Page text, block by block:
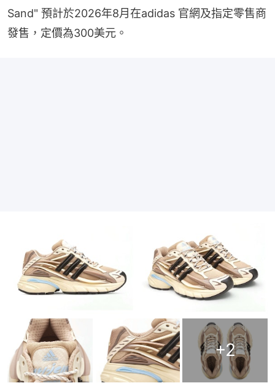
Sand" 預計於2026年8月在adidas 官網及指定零售商
發售，定價為300美元。
+2